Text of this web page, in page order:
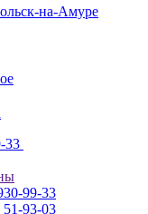
на-Амуре
33
99-33
51-93-03